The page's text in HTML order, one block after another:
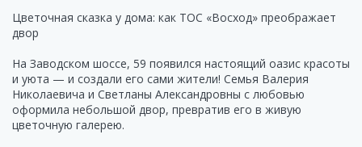
Цветочная сказка у дома: как ТОС «Восход» преображает
двор
На Заводском шоссе, 59 появился настоящий оазис красоты
и уюта — и создали его сами жители! Семья Валерия
Николаевича и Светланы Александровны с любовью
оформила небольшой двор, превратив его в живую
цветочную галерею.